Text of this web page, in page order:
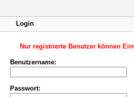
Login
Nur registrierte Benutzer können
Benutzername:
Passwort: